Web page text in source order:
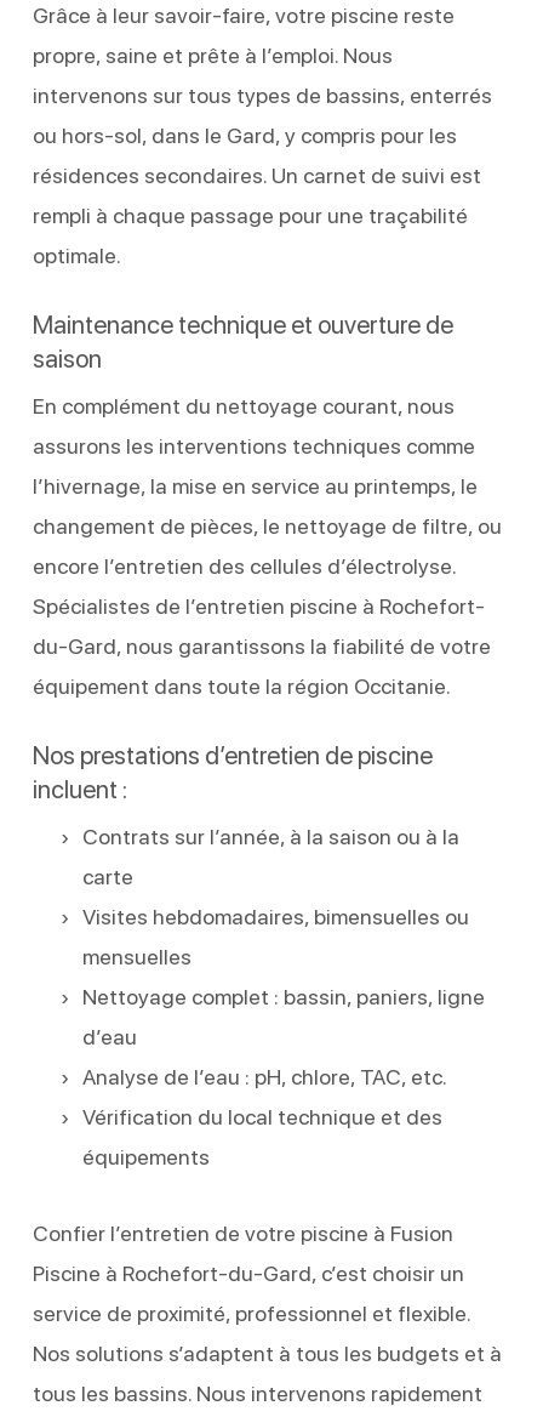
Grâce à leur savoir-faire, votre piscine reste
propre, saine et prête à l’emploi. Nous
intervenons sur tous types de bassins, enterrés
ou hors-sol, dans le Gard, y compris pour les
résidences secondaires. Un carnet de suivi est
rempli à chaque passage pour une traçabilité
optimale.
Maintenance technique et ouverture de
saison
En complément du nettoyage courant, nous
assurons les interventions techniques comme
l’hivernage, la mise en service au printemps, le
changement de pièces, le nettoyage de filtre, ou
encore l’entretien des cellules d’électrolyse.
Spécialistes de l’entretien piscine à Rochefort-
du-Gard, nous garantissons la fiabilité de votre
équipement dans toute la région Occitanie.
Nos prestations d’entretien de piscine
incluent :
Contrats sur l’année, à la saison ou à la
carte
Visites hebdomadaires, bimensuelles ou
mensuelles
Nettoyage complet : bassin, paniers, ligne
d’eau
Analyse de l’eau : pH, chlore, TAC, etc.
Vérification du local technique et des
équipements
Confier l’entretien de votre piscine à Fusion
Piscine à Rochefort-du-Gard, c’est choisir un
service de proximité, professionnel et flexible.
Nos solutions s’adaptent à tous les budgets et à
tous les bassins. Nous intervenons rapidement